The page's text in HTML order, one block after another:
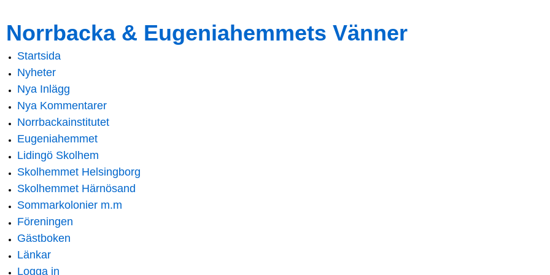
main
content
navigation
Norrbacka & Eugeniahemmets Vänner
Main menu
Startsida
Nyheter
Nya Inlägg
Nya Kommentarer
Norrbackainstitutet
Eugeniahemmet
Lidingö Skolhem
Skolhemmet Helsingborg
Skolhemmet Härnösand
Sommarkolonier m.m
Föreningen
Gästboken
Länkar
Logga in